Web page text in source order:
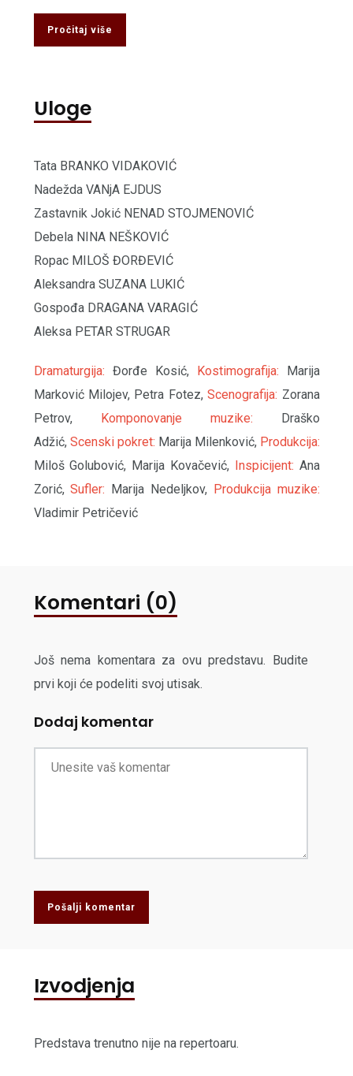
Pročitaj više
Uloge
Tata BRANKO VIDAKOVIĆ
Nadežda VANjA EJDUS
Zastavnik Jokić NENAD STOJMENOVIĆ
Debela NINA NEŠKOVIĆ
Ropac MILOŠ ĐORĐEVIĆ
Aleksandra SUZANA LUKIĆ
Gospođa DRAGANA VARAGIĆ
Aleksa PETAR STRUGAR
Dramaturgija: Đorđe Kosić, Kostimografija:
Marija
Marković Milojev, Petra Fotez,Scenografija: Zorana
Petrov,
Komponovanje muzike: Draško
Adžić, Scenski pokret: Marija Milenković,Produkcija:
Miloš Golubović, Marija Kovačević,
Inspicijent: Ana
Zorić,Sufler: Marija Nedeljkov, Produkcija muzike:
Vladimir Petričević
Komentari (0)
Još nema komentara za ovu predstavu. Budite
prvi koji će podeliti svoj utisak.
Dodaj komentar
Pošalji komentar
Izvodjenja
Predstava trenutno nije na repertoaru.